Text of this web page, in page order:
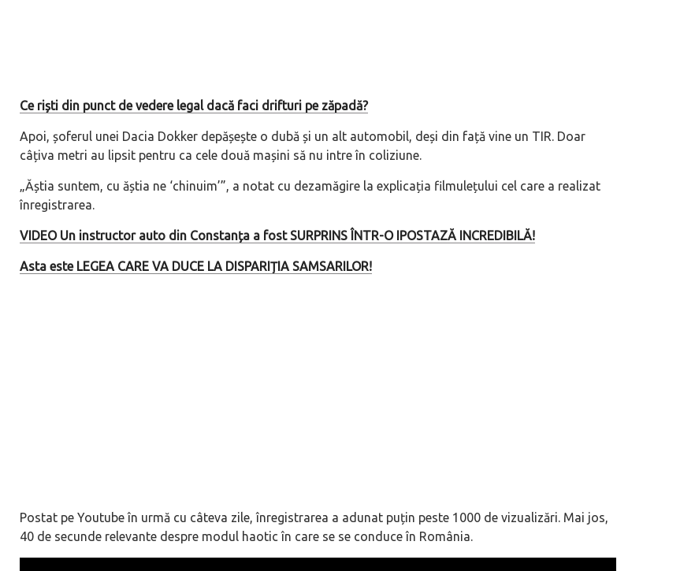
Ce riști din punct de vedere legal dacă faci drifturi pe zăpadă?
Apoi, șoferul unei Dacia Dokker depășește o dubă și un alt automobil, deși din față vine un TIR. Doar
câțiva metri au lipsit pentru ca cele două mașini să nu intre în coliziune.
„Ăștia suntem, cu ăștia ne ‘chinuim’”, a notat cu dezamăgire la explicația filmulețului cel care a realizat
înregistrarea.
VIDEO Un instructor auto din Constanța a fost SURPRINS ÎNTR-O IPOSTAZĂ INCREDIBILĂ!
Asta este LEGEA CARE VA DUCE LA DISPARIȚIA SAMSARILOR!
Postat pe Youtube în urmă cu câteva zile, înregistrarea a adunat puțin peste 1000 de vizualizări. Mai jos,
40 de secunde relevante despre modul haotic în care se se conduce în România.
Prima sportivă cu motor central a mărcii, omagiată
de noua ediție limitată Lamborghini Revuelto Miura
60° Hommage
mai buni!
N70/N90 ne spune pe șleau cum